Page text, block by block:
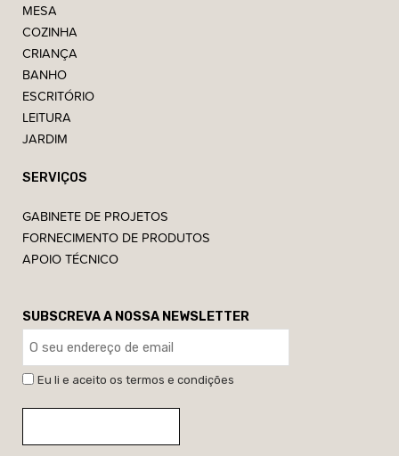
MESA
COZINHA
CRIANÇA
BANHO
ESCRITÓRIO
LEITURA
JARDIM
SERVIÇOS
GABINETE DE PROJETOS
FORNECIMENTO DE PRODUTOS
APOIO TÉCNICO
SUBSCREVA A NOSSA NEWSLETTER
Eu li e aceito os termos e condições